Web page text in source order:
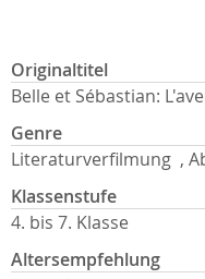
Originaltitel
Belle et Sébastian:
Genre
Literaturverfilmung ,
Klassenstufe
4. bis 7. Klasse
Altersempfehlung